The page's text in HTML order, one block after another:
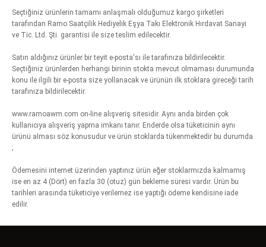
Seçtiğiniz ürünlerin tamamı anlaşmalı olduğumuz kargo şirketleri
tarafından Ramo Saatçilik Hediyelik Eşya Takı Elektronik Hırdavat Sanayi
ve Tic. Ltd. Şti. garantisi ile size teslim edilecektir.
Satın aldığınız ürünler bir teyit e-posta'sı ile tarafınıza bildirilecektir.
Seçtiğiniz ürünlerden herhangi birinin stokta mevcut olmaması durumunda
konu ile ilgili bir e-posta size yollanacak ve ürünün ilk stoklara gireceği tarih
tarafınıza bildirilecektir.
www.ramoawm.com on-line alışveriş sitesidir. Aynı anda birden çok
kullanıcıya alışveriş yapma imkanı tanır. Enderde olsa tüketicinin aynı
ürünü alması söz konusudur ve ürün stoklarda tükenmektedir bu durumda
;
Ödemesini internet üzerinden yaptınız ürün eğer stoklarmızda kalmamış
ise en az 4 (Dört) en fazla 30 (otuz) gün bekleme süresi vardır. Ürün bu
tarihleri arasında tüketiciye verilemez ise yaptığı ödeme kendisine iade
edilir.